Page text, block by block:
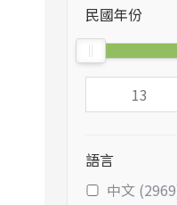
民國年份
語言
中文